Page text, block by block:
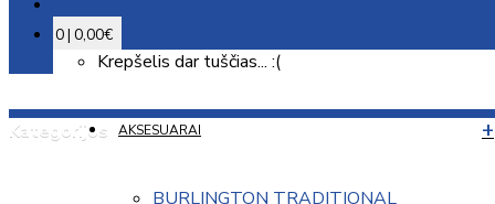
0 | 0,00€
Krepšelis dar tuščias... :(
Kategorijos AKSESUARAI
BURLINGTON TRADITIONAL